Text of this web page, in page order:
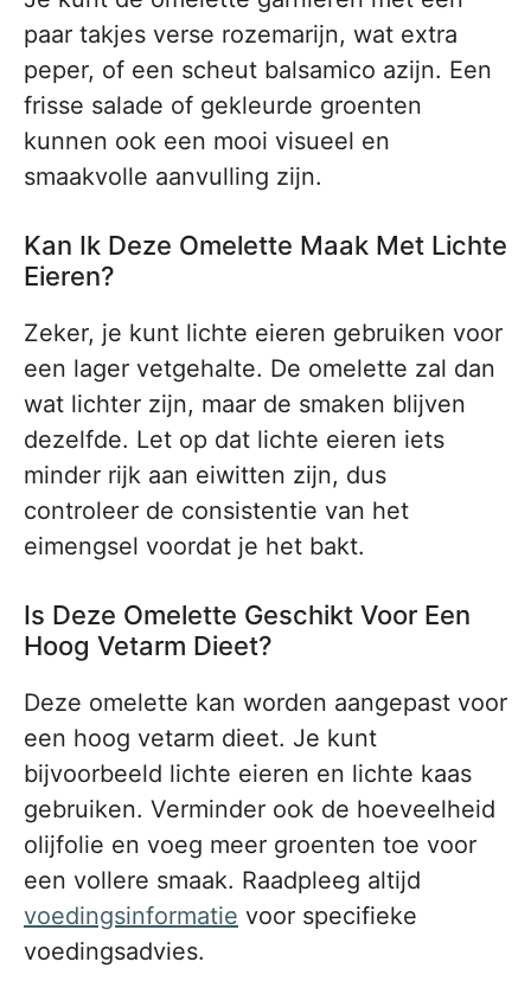
paar takjes verse rozemarijn, wat extra
peper, of een scheut balsamico azijn. Een
frisse salade of gekleurde groenten
kunnen ook een mooi visueel en
smaakvolle aanvulling zijn.
Kan Ik Deze Omelette Maak Met Lichte
Eieren?
Zeker, je kunt lichte eieren gebruiken voor
een lager vetgehalte. De omelette zal dan
wat lichter zijn, maar de smaken blijven
dezelfde. Let op dat lichte eieren iets
minder rijk aan eiwitten zijn, dus
controleer de consistentie van het
eimengsel voordat je het bakt.
Is Deze Omelette Geschikt Voor Een
Hoog Vetarm Dieet?
Deze omelette kan worden aangepast voor
een hoog vetarm dieet. Je kunt
bijvoorbeeld lichte eieren en lichte kaas
gebruiken. Verminder ook de hoeveelheid
olijfolie en voeg meer groenten toe voor
een vollere smaak. Raadpleeg altijd
voedingsinformatie voor specifieke
voedingsadvies.